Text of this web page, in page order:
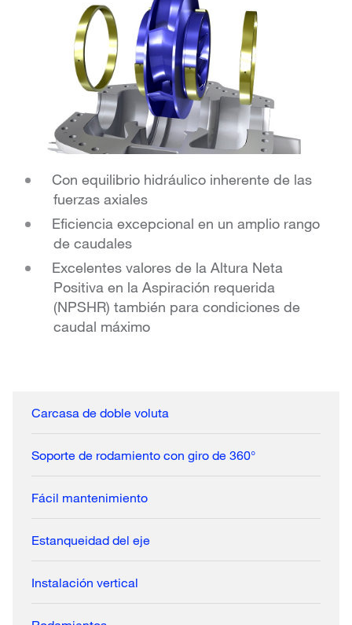
Con equilibrio hidráulico inherente de las
fuerzas axiales
Eficiencia excepcional en un amplio rango
de caudales
Excelentes valores de la Altura Neta
Positiva en la Aspiración requerida
(NPSHR) también para condiciones de
caudal máximo
Carcasa de doble voluta
Soporte de rodamiento con giro de 360°
Fácil mantenimiento
Estanqueidad del eje
Instalación vertical